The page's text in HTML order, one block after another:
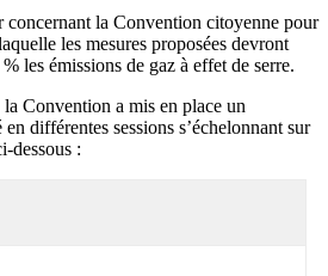
concernant la Convention citoyenne pour
les mesures proposées devront
les émissions de gaz à effet de serre.
Convention a mis en place un
différentes sessions s’échelonnant sur
dessous :